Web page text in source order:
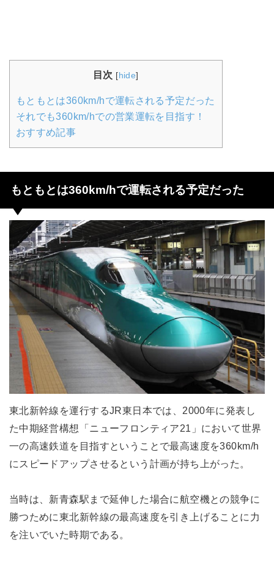
目次 [hide]
もともとは360km/hで運転される予定だった
それでも360km/hでの営業運転を目指す！
おすすめ記事
もともとは360km/hで運転される予定だった
東北新幹線を運行するJR東日本では、2000年に発表し
た中期経営構想「ニューフロンティア21」において世界
一の高速鉄道を目指すということで最高速度を360km/h
にスピードアップさせるという計画が持ち上がった。
当時は、新青森駅まで延伸した場合に航空機との競争に
勝つために東北新幹線の最高速度を引き上げることに力
を注いでいた時期である。